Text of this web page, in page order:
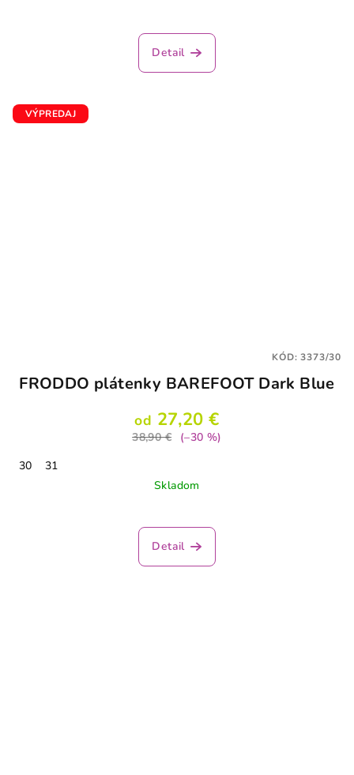
Detail
VÝPREDAJ
FRODDO plátenky BAREFOOT Dark Blue
od 27,20 €
38,90 €
(–30 %)
30
31
Skladom
Detail
KÓD:3373/30